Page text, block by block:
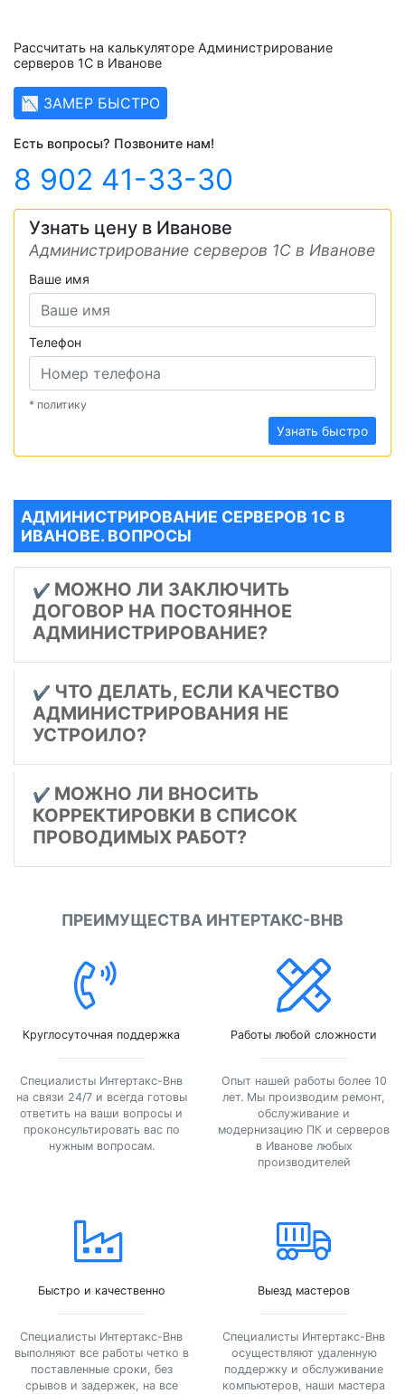
Рассчитать на калькуляторе Администрирование
серверов 1С в Иванове
📉 ЗАМЕР БЫСТРО
Есть вопросы? Позвоните нам!
8 902 41-33-30
Узнать цену в Иванове
Администрирование серверов 1С в Иванове
Ваше имя
Телефон
* политику
Узнать быстро
АДМИНИСТРИРОВАНИЕ СЕРВЕРОВ 1С В
ИВАНОВЕ. ВОПРОСЫ
✔️ МОЖНО ЛИ ЗАКЛЮЧИТЬ
ДОГОВОР НА ПОСТОЯННОЕ
АДМИНИСТРИРОВАНИЕ?
✔️ ЧТО ДЕЛАТЬ, ЕСЛИ КАЧЕСТВО
АДМИНИСТРИРОВАНИЯ НЕ
УСТРОИЛО?
✔️ МОЖНО ЛИ ВНОСИТЬ
КОРРЕКТИРОВКИ В СПИСОК
ПРОВОДИМЫХ РАБОТ?
ПРЕИМУЩЕСТВА ИНТЕРТАКС-ВНВ
Круглосуточная поддержка
Специалисты Интертакс-Внв
на связи 24/7 и всегда готовы
ответить на ваши вопросы и
проконсультировать вас по
нужным вопросам.
Работы любой сложности
Опыт нашей работы более 10
лет. Мы производим ремонт,
обслуживание и
модернизацию ПК и серверов
в Иванове любых
производителей
Быстро и качественно
Специалисты Интертакс-Внв
выполняют все работы четко в
поставленные сроки, без
срывов и задержек, на все
Выезд мастеров
Специалисты Интертакс-Внв
осуществляют удаленную
поддержку и обслуживание
компьютеров, наши мастера